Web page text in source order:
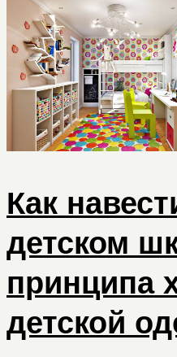
Как
детском
принципа
детской